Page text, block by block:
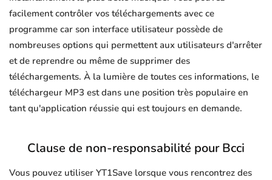
facilement contrôler vos téléchargements avec ce
programme car son interface utilisateur possède de
nombreuses options qui permettent aux utilisateurs d'arrêter
et de reprendre ou même de supprimer des
téléchargements. À la lumière de toutes ces informations, le
téléchargeur MP3 est dans une position très populaire en
tant qu'application réussie qui est toujours en demande.
Clause de non-responsabilité pour Bcci
Vous pouvez utiliser YT1Save lorsque vous rencontrez des